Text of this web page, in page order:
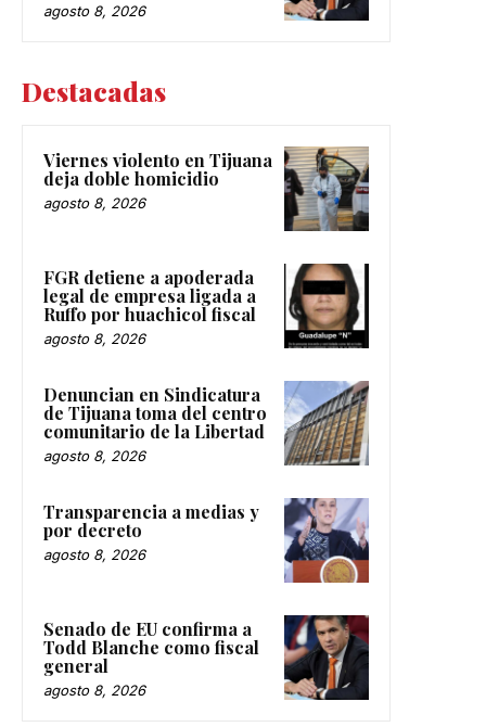
agosto 8, 2026
Destacadas
Viernes violento en Tijuana
deja doble homicidio
agosto 8, 2026
FGR detiene a apoderada
legal de empresa ligada a
Ruffo por huachicol fiscal
agosto 8, 2026
Denuncian en Sindicatura
de Tijuana toma del centro
comunitario de la Libertad
agosto 8, 2026
Transparencia a medias y
por decreto
agosto 8, 2026
Senado de EU confirma a
Todd Blanche como fiscal
general
agosto 8, 2026